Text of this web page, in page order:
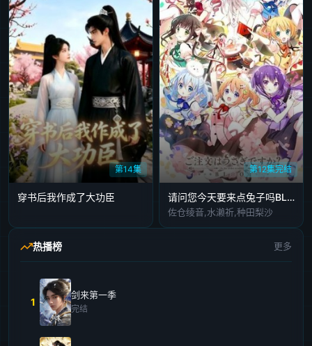
第14集
穿书后我作成了大功臣
第12集完结
请问您今天要来点兔子吗BLOOM
佐仓绫音,水濑祈,种田梨沙
热播榜 更多
1
剑来第一季
完结